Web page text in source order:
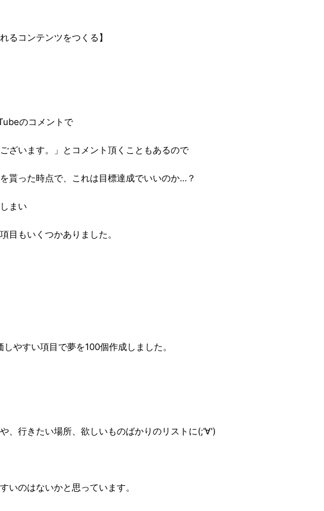
るコンテンツをつくる】
のコメントで
ございます。」とコメント頂くこともあるので
貰った時点で、これは目標達成でいいのか…？
まい
目もいくつかありました。
やすい項目で夢を100個作成しました。
、行きたい場所、欲しいものばかりのリストに(;'∀')
いのはないかと思っています。